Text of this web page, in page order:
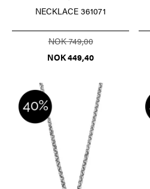
NECKLACE 361071
NOK 749,00
NOK 449,40